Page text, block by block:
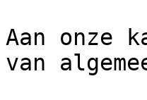
Aan onze
van